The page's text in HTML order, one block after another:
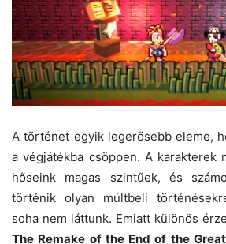
A történet egyik legerősebb eleme,
a végjátékba csöppen. A karakterek
hőseink magas szintűek, és
történik olyan múltbeli
soha nem láttunk. Emiatt különös
The Remake of the End of the